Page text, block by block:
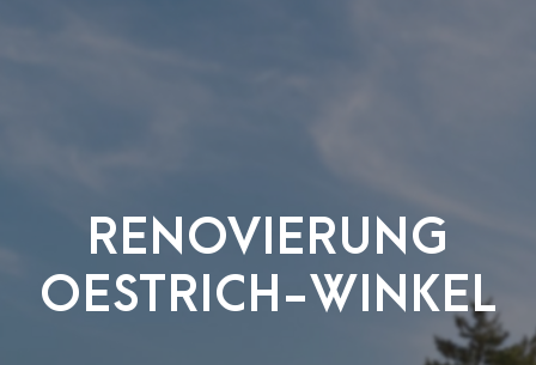
RENOVIERUNG
OESTRICH-WINKEL